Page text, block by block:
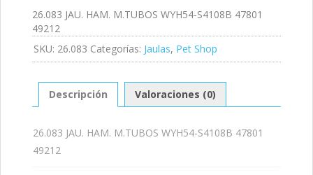
26.083 JAU. HAM. M.TUBOS WYH54-S4108B 47801
49212
SKU: 26.083 Categorías: Jaulas, Pet Shop
Descripción Valoraciones (0)
26.083 JAU. HAM. M.TUBOS WYH54-S4108B 47801
49212